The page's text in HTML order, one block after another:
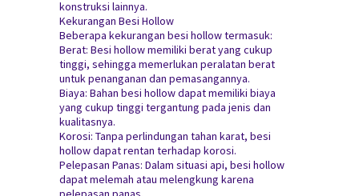
konstruksi lainnya.
Kekurangan Besi Hollow
Beberapa kekurangan besi hollow termasuk:
Berat: Besi hollow memiliki berat yang cukup
tinggi, sehingga memerlukan peralatan berat
untuk penanganan dan pemasangannya.
Biaya: Bahan besi hollow dapat memiliki biaya
yang cukup tinggi tergantung pada jenis dan
kualitasnya.
Korosi: Tanpa perlindungan tahan karat, besi
hollow dapat rentan terhadap korosi.
Pelepasan Panas: Dalam situasi api, besi hollow
dapat melemah atau melengkung karena